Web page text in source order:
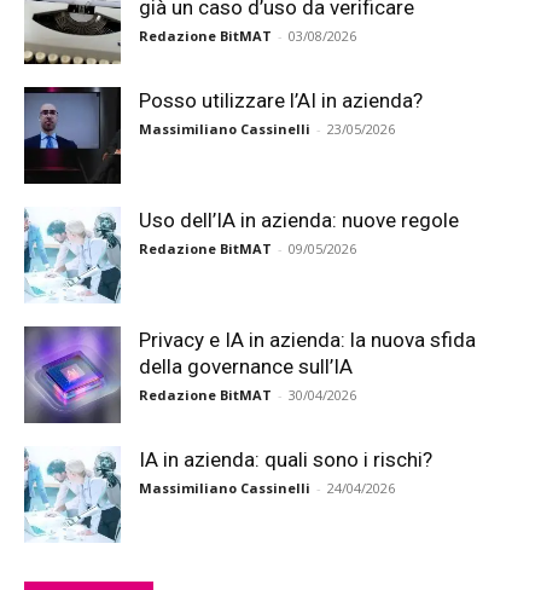
già un caso d’uso da verificare
Redazione BitMAT - 03/08/2026
Posso utilizzare l’AI in azienda?
Massimiliano Cassinelli - 23/05/2026
Uso dell’IA in azienda: nuove regole
Redazione BitMAT - 09/05/2026
Privacy e IA in azienda: la nuova sfida
della governance sull’IA
Redazione BitMAT - 30/04/2026
IA in azienda: quali sono i rischi?
Massimiliano Cassinelli - 24/04/2026